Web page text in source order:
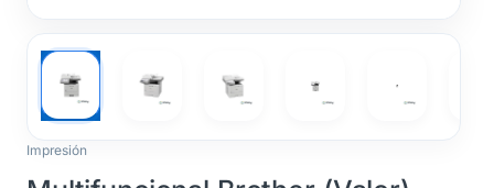
Impresión